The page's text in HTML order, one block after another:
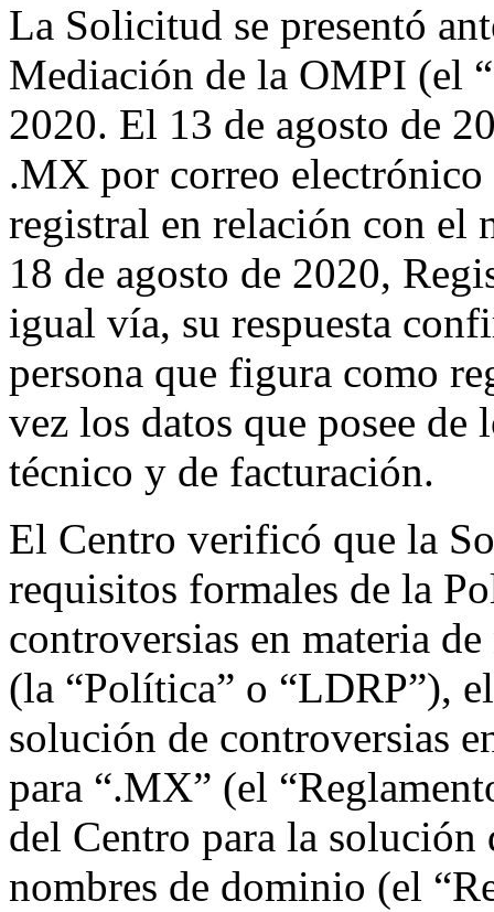
La Solicitud se presentó
Mediación de la OMPI (el
2020. El 13 de agosto de
.MX por correo
registral en relación con el
18 de agosto de 2020,
igual vía, su respuesta
persona que figura como
vez los datos que posee
técnico y de facturación.
El Centro verificó que la
requisitos formales de la
controversias en materia
(la “Política” o “LDRP”),
solución de controversias
para “.MX” (el
del Centro para la solución
nombres de dominio (el